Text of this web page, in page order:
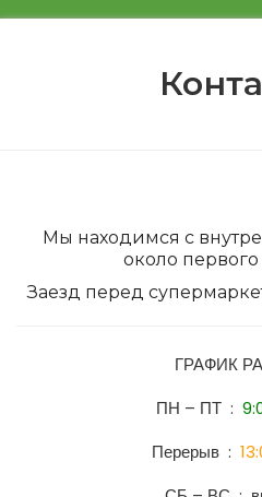
Мы находимся с
около
Заезд перед
ГРАФИК
ПН – ПТ :
Перерыв :